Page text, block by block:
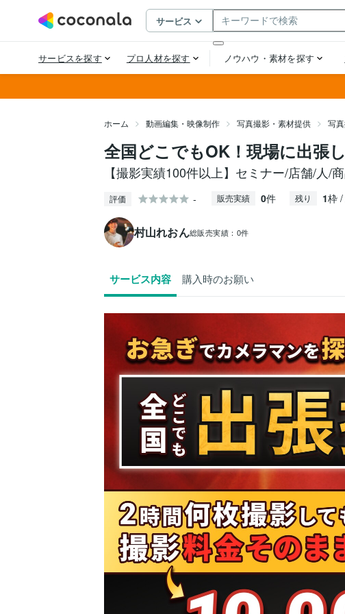
ホーム 動画編集・映像制作 写真撮影・素材提供 写
全国どこでもOK！現場に出張
【撮影実績100件以上】セミナー/店舗/人/
評価 - 販売実績 0件 残り 1枠 /
村山れおん総販売実績： 0件
サービス内容 購入時のお願い